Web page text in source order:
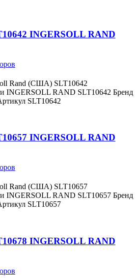
INGERSOLL RAND
Rand (США) SLT10642
INGERSOLL RAND SLT10642 Бренд
SLT10642
INGERSOLL RAND
Rand (США) SLT10657
INGERSOLL RAND SLT10657 Бренд
SLT10657
INGERSOLL RAND